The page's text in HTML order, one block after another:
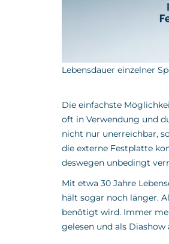
Lebensdauer einzelner
Die einfachste
oft in Verwendung und
nicht nur unerreichbar,
die externe Festplatte
deswegen unbedingt
Mit etwa 30 Jahre
hält sogar noch länger.
benötigt wird. Immer
gelesen und als